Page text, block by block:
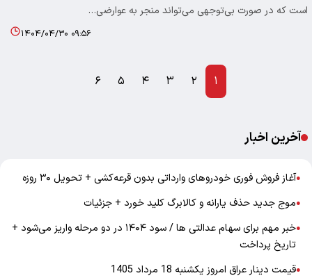
است که در صورت بی‌توجهی می‌تواند منجر به عوارضی…
۱۴۰۴/۰۴/۳۰ ۰۹:۵۶
۱ ۲ ۳ ۴ ۵ ۶
آخرین اخبار
●آغاز فروش فوری خودروهای وارداتی بدون قرعه‌کشی + تحویل ۳۰ روزه
●موج جدید حذف یارانه و کالابرگ کلید خورد + جزئیات
●
خبر مهم برای سهام عدالتی ها / سود ۱۴۰۴ در دو مرحله واریز می‌شود +
تاریخ پرداخت
●قیمت دینار عراق امروز یکشنبه 18 مرداد 1405